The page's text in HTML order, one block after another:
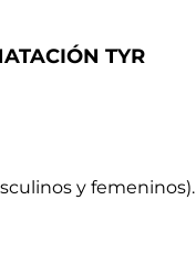
TYR
y femeninos).